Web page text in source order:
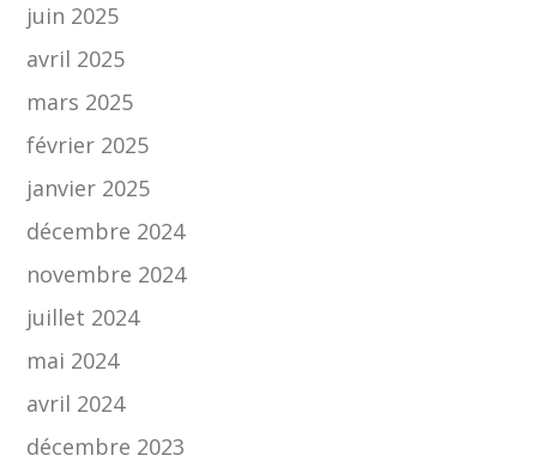
juin 2025
avril 2025
mars 2025
février 2025
janvier 2025
décembre 2024
novembre 2024
juillet 2024
mai 2024
avril 2024
décembre 2023